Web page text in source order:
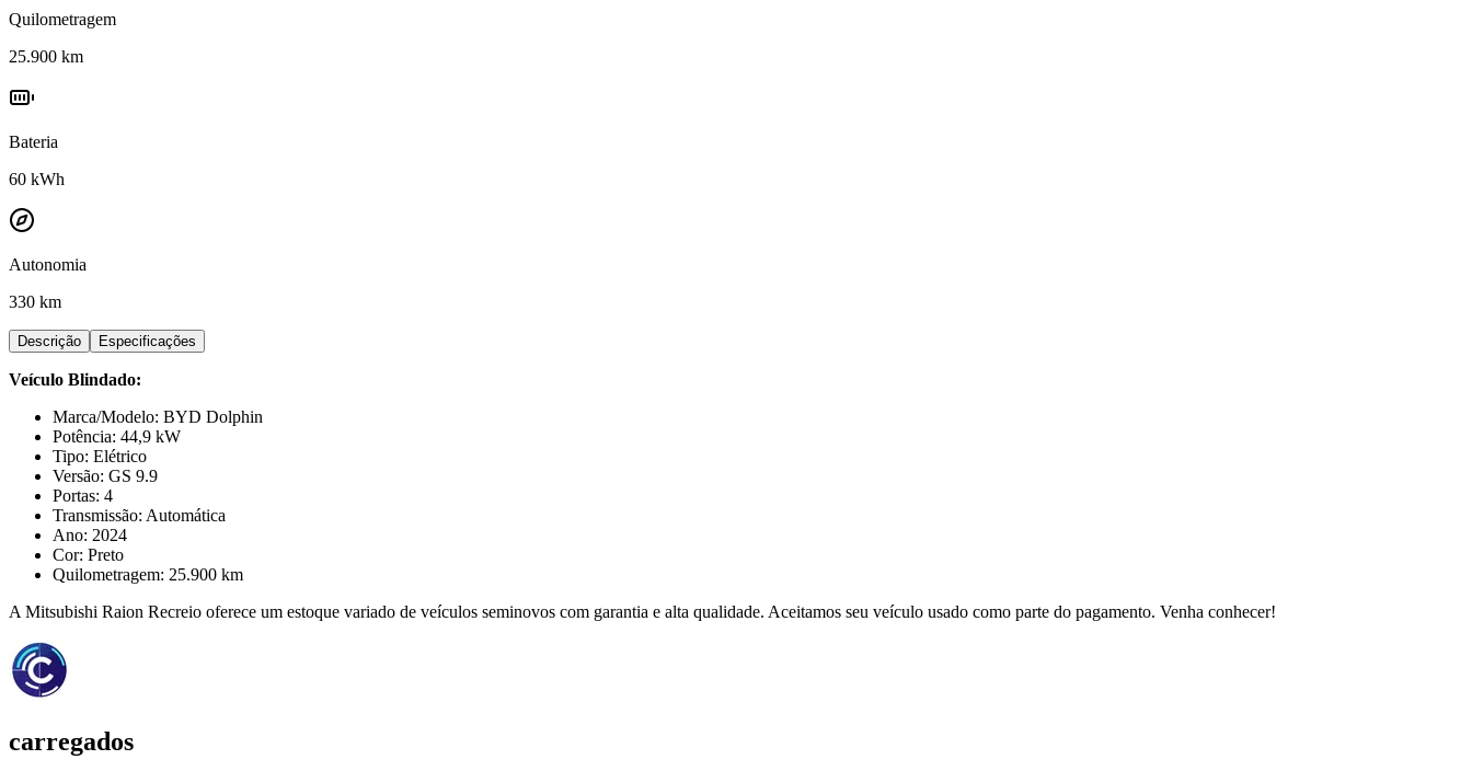
Quilometragem
25.900 km
Bateria
60 kWh
Autonomia
330 km
Descrição Especificações
Veículo Blindado:
Marca/Modelo: BYD Dolphin
Potência: 44,9 kW
Tipo: Elétrico
Versão: GS 9.9
Portas: 4
Transmissão: Automática
Ano: 2024
Cor: Preto
Quilometragem: 25.900 km
A Mitsubishi Raion Recreio oferece um estoque variado de veículos seminovos com garantia e alta qualidade. Aceitamos seu veículo usado como parte do pagamento. Venha conhecer!
carregados